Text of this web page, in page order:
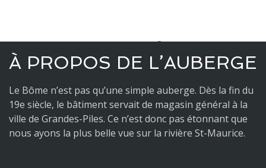
À PROPOS DE L’AUBERGE
Le Bôme n’est pas qu’une simple auberge. Dès la fin du
19e siècle, le bâtiment servait de magasin général à la
ville de Grandes-Piles. Ce n’est donc pas étonnant que
nous ayons la plus belle vue sur la rivière St-Maurice.